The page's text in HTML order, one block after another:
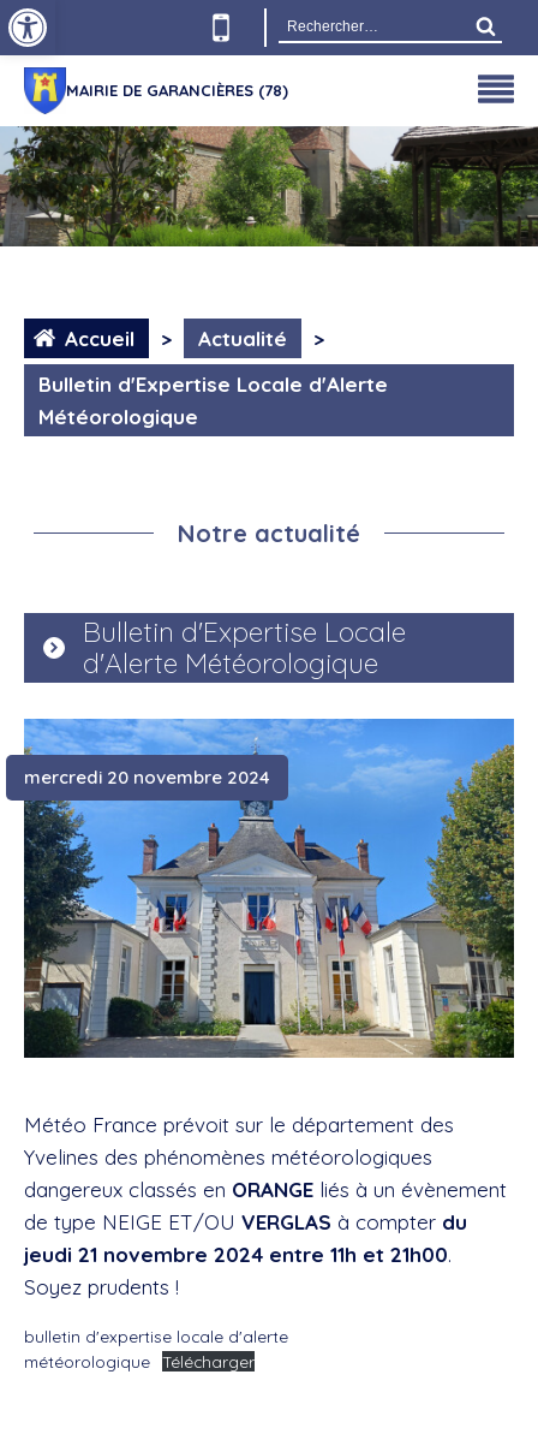
Rechercher :
MAIRIE DE GARANCIÈRES (78)
Accueil > Actualité
>
Bulletin d'Expertise Locale d'Alerte
Météorologique
Notre actualité
Bulletin d'Expertise Locale
d'Alerte Météorologique
mercredi 20 novembre 2024
Météo France prévoit sur le département des
Yvelines des phénomènes météorologiques
dangereux classés en ORANGE liés à un évènement
de type NEIGE ET/OU VERGLAS à compter du
jeudi 21 novembre 2024 entre 11h et 21h00.
Soyez prudents !
bulletin d'expertise locale d'alerte
météorologique Télécharger